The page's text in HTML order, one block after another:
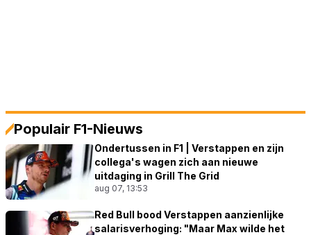
Populair F1-Nieuws
Ondertussen in F1 | Verstappen en zijn
collega's wagen zich aan nieuwe
uitdaging in Grill The Grid
aug 07, 13:53
Red Bull bood Verstappen aanzienlijke
salarisverhoging: "Maar Max wilde het